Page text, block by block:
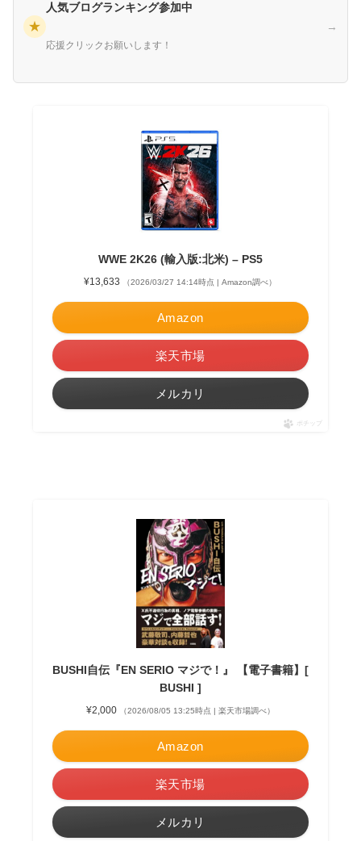
★
人気ブログランキング参加中
応援クリックお願いします！
→
WWE 2K26 (輸入版:北米) – PS5
¥13,633 （2026/03/27 14:14時点 | Amazon調べ）
Amazon
楽天市場
メルカリ
ポチップ
BUSHI自伝『EN SERIO マジで！』 【電子書籍】[
BUSHI ]
¥2,000 （2026/08/05 13:25時点 | 楽天市場調べ）
Amazon
楽天市場
メルカリ